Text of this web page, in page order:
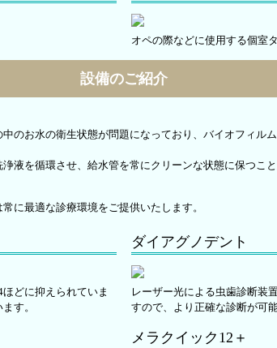
オペの際などに使用する個室
設備のご紹介
のお水の衛生状態が問題になっており、バイオフィル
液を循環させ、給水管を常にクリーンな状態に保つこ
に最適な診療環境をご提供いたします。
どに抑えられていま
す。
ダイアグノデント
レーザー光による虫歯診断装
すので、より正確な診断が可
メラクイック12＋